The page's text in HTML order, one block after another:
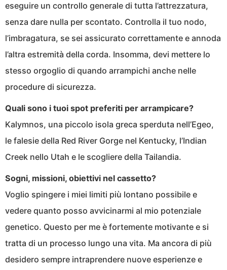
eseguire un controllo generale di tutta l’attrezzatura,
senza dare nulla per scontato. Controlla il tuo nodo,
l’imbragatura, se sei assicurato correttamente e annoda
l’altra estremità della corda. Insomma, devi mettere lo
stesso orgoglio di quando arrampichi anche nelle
procedure di sicurezza.
Quali sono i tuoi spot preferiti per arrampicare?
Kalymnos, una piccolo isola greca sperduta nell’Egeo,
le falesie della Red River Gorge nel Kentucky, l’Indian
Creek nello Utah e le scogliere della Tailandia.
Sogni, missioni, obiettivi nel cassetto?
Voglio spingere i miei limiti più lontano possibile e
vedere quanto posso avvicinarmi al mio potenziale
genetico. Questo per me è fortemente motivante e si
tratta di un processo lungo una vita. Ma ancora di più
desidero sempre intraprendere nuove esperienze e